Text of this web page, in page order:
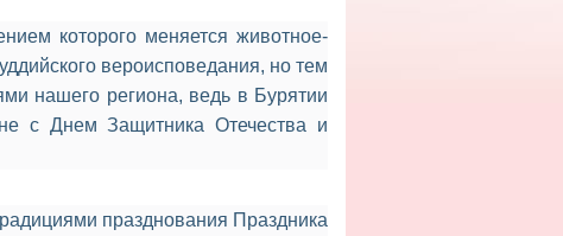
которого меняется животное-
вероисповедания, но тем
нашего региона, ведь в Бурятии
с Днем Защитника Отечества и
празднования Праздника